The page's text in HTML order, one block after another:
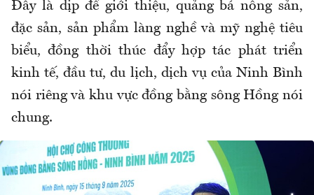
Đây là dịp để giới thiệu, quảng bá nông sản,
đặc sản, sản phẩm làng nghề và mỹ nghệ tiêu
biểu, đồng thời thúc đẩy hợp tác phát triển
kinh tế, đầu tư, du lịch, dịch vụ của Ninh Bình
nói riêng và khu vực đồng bằng sông Hồng nói
chung.